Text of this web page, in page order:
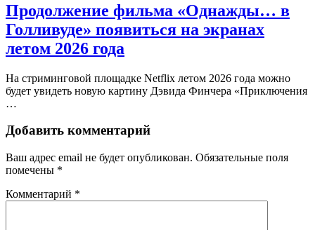
Продолжение фильма «Однажды… в
Голливуде» появиться на экранах
летом 2026 года
На стриминговой площадке Netflix летом 2026 года можно
будет увидеть новую картину Дэвида Финчера «Приключения
…
Добавить комментарий
Ваш адрес email не будет опубликован. Обязательные поля
помечены *
Комментарий *